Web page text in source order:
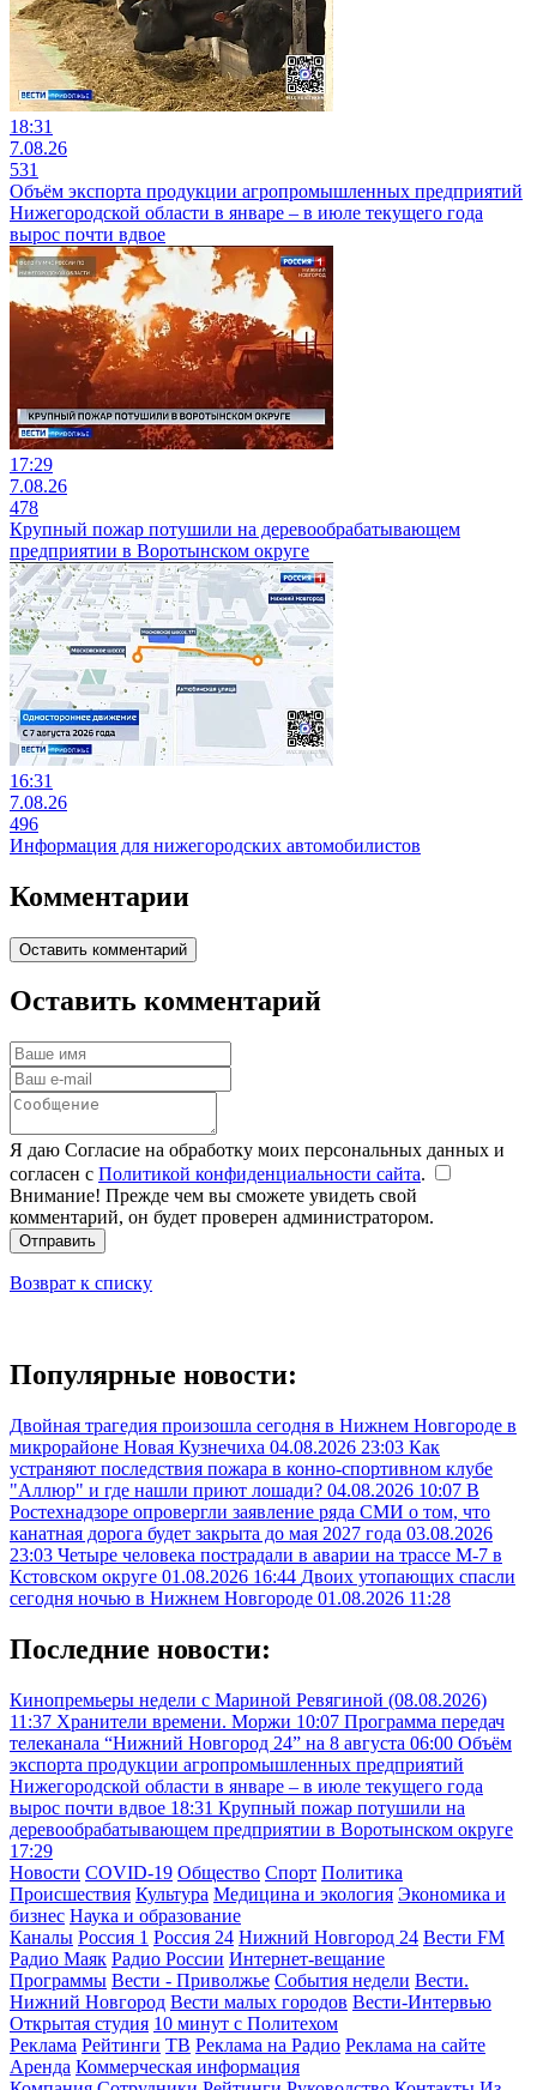
18:31
7.08.26
531
Объём экспорта продукции агропромышленных предприятий
Нижегородской области в январе – в июле текущего года
вырос почти вдвое
17:29
7.08.26
478
Крупный пожар потушили на деревообрабатывающем
предприятии в Воротынском округе
16:31
7.08.26
496
Информация для нижегородских автомобилистов
Комментарии
Оставить комментарий
Оставить комментарий
Я даю Согласие на обработку моих персональных данных и
согласен с Политикой конфиденциальности сайта.
Внимание! Прежде чем вы сможете увидеть свой
комментарий, он будет проверен администратором.
Отправить
Возврат к списку
Популярные новости:
Двойная трагедия произошла сегодня в Нижнем Новгороде в
микрорайоне Новая Кузнечиха 04.08.2026 23:03 Как
устраняют последствия пожара в конно-спортивном клубе
"Аллюр" и где нашли приют лошади? 04.08.2026 10:07 В
Ростехнадзоре опровергли заявление ряда СМИ о том, что
канатная дорога будет закрыта до мая 2027 года 03.08.2026
23:03 Четыре человека пострадали в аварии на трассе М-7 в
Кстовском округе 01.08.2026 16:44 Двоих утопающих спасли
сегодня ночью в Нижнем Новгороде 01.08.2026 11:28
Последние новости:
Кинопремьеры недели с Мариной Ревягиной (08.08.2026)
11:37 Хранители времени. Моржи 10:07 Программа передач
телеканала “Нижний Новгород 24” на 8 августа 06:00 Объём
экспорта продукции агропромышленных предприятий
Нижегородской области в январе – в июле текущего года
вырос почти вдвое 18:31 Крупный пожар потушили на
деревообрабатывающем предприятии в Воротынском округе
17:29
Новости COVID-19 Общество Спорт Политика
Происшествия Культура Медицина и экология Экономика и
бизнес Наука и образование
Каналы Россия 1 Россия 24 Нижний Новгород 24 Вести FM
Радио Маяк Радио России Интернет-вещание
Программы Вести - Приволжье События недели Вести.
Нижний Новгород Вести малых городов Вести-Интервью
Открытая студия 10 минут с Политехом
Реклама Рейтинги ТВ Реклама на Радио Реклама на сайте
Аренда Коммерческая информация